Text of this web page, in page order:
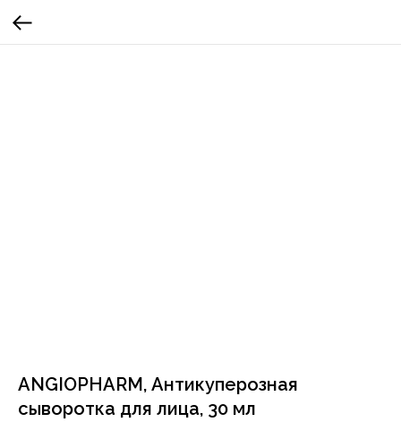
ANGIOPHARM, Антикуперозная
сыворотка для лица, 30 мл